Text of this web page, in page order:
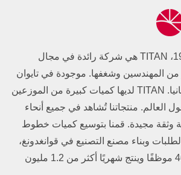
تأسست في عام 1989، TITAN هي شركة رائدة في مجال
من المهندسين وشغفها. موجودة في تايوان
وأنشأت فرعًا في ألمانيا. TITAN لديها كميات كبيرة من الموزعين
منتجاتنا تُشاهد في جميع أنحاء
وثقة مجيدة. قمنا بتوسيع كميات خطوط
الطلبات وبناء مصنع التصنيع في قوانغدونغ،
الصين، الذي يضم 460 موظفًا وينتج شهريًا أكثر من 1.2 مليون